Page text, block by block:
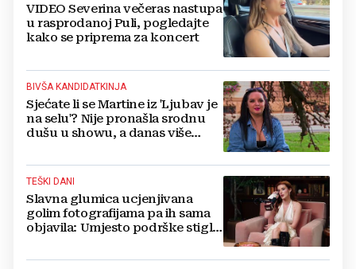
VIDEO Severina večeras nastupa
u rasprodanoj Puli, pogledajte
kako se priprema za koncert
BIVŠA KANDIDATKINJA
Sjećate li se Martine iz 'Ljubav je
na selu'? Nije pronašla srodnu
dušu u showu, a danas više
TEŠKI DANI
Slavna glumica ucjenjivana
golim fotografijama pa ih sama
objavila: Umjesto podrške stigle